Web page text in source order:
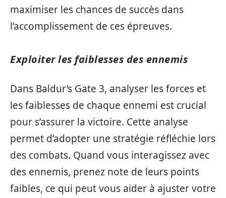
maximiser les chances de succès dans
l’accomplissement de ces épreuves.
Exploiter les faiblesses des ennemis
Dans Baldur’s Gate 3, analyser les forces et
les faiblesses de chaque ennemi est crucial
pour s’assurer la victoire. Cette analyse
permet d’adopter une stratégie réfléchie lors
des combats. Quand vous interagissez avec
des ennemis, prenez note de leurs points
faibles, ce qui peut vous aider à ajuster votre